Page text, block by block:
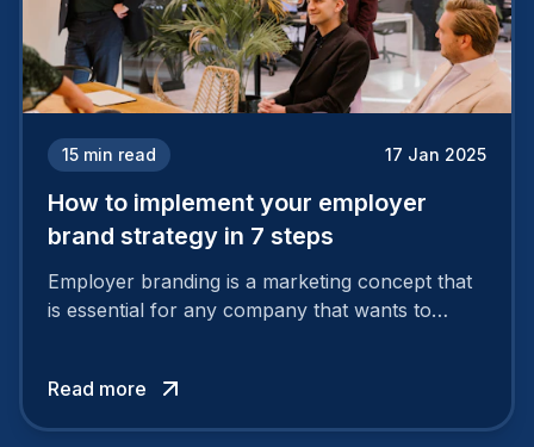
15 min read 17 Jan 2025
How to implement your employer
brand strategy in 7 steps
Employer branding is a marketing concept that
is essential for any company that wants to
solid and positive employer brand are clear, you
cannot simply wave a magic wand for it to be
Read more